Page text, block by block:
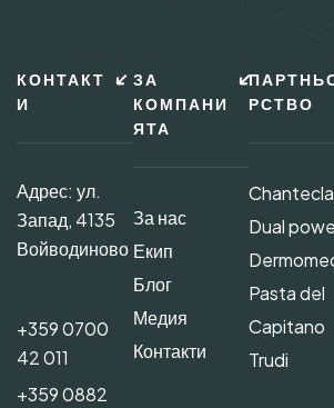
КОНТАКТ
И
Адрес: ул.
Запад, 4135
Войводиново
+359 0700
42 011
+359 0882
ЗА
КОМПАНИ
ЯТА
За нас
Екип
Блог
Медия
Контакти
РСТВО
Dual
Pasta del
Capitano
Trudi